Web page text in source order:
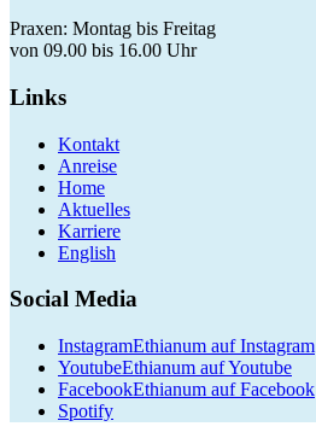
Praxen: Montag bis Freitag
von 09.00 bis 16.00 Uhr
Links
Kontakt
Anreise
Home
Aktuelles
Karriere
English
Social Media
InstagramEthianum auf Instagram
YoutubeEthianum auf Youtube
FacebookEthianum auf Facebook
Spotify